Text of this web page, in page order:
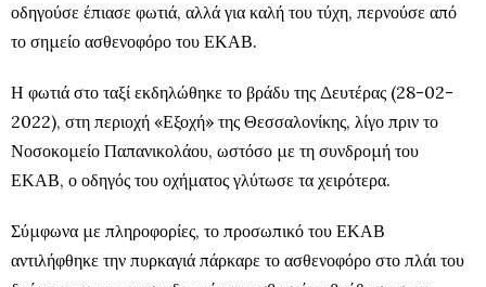
οδηγούσε έπιασε φωτιά, αλλά για καλή του τύχη, περνούσε από
το σημείο ασθενοφόρο του ΕΚΑΒ.
Η φωτιά στο ταξί εκδηλώθηκε το βράδυ της Δευτέρας (28-02-
2022), στη περιοχή «Εξοχή» της Θεσσαλονίκης, λίγο πριν το
Νοσοκομείο Παπανικολάου, ωστόσο με τη συνδρομή του
ΕΚΑΒ, ο οδηγός του οχήματος γλύτωσε τα χειρότερα.
Σύμφωνα με πληροφορίες, το προσωπικό του ΕΚΑΒ
αντιλήφθηκε την πυρκαγιά πάρκαρε το ασθενοφόρο στο πλάι του